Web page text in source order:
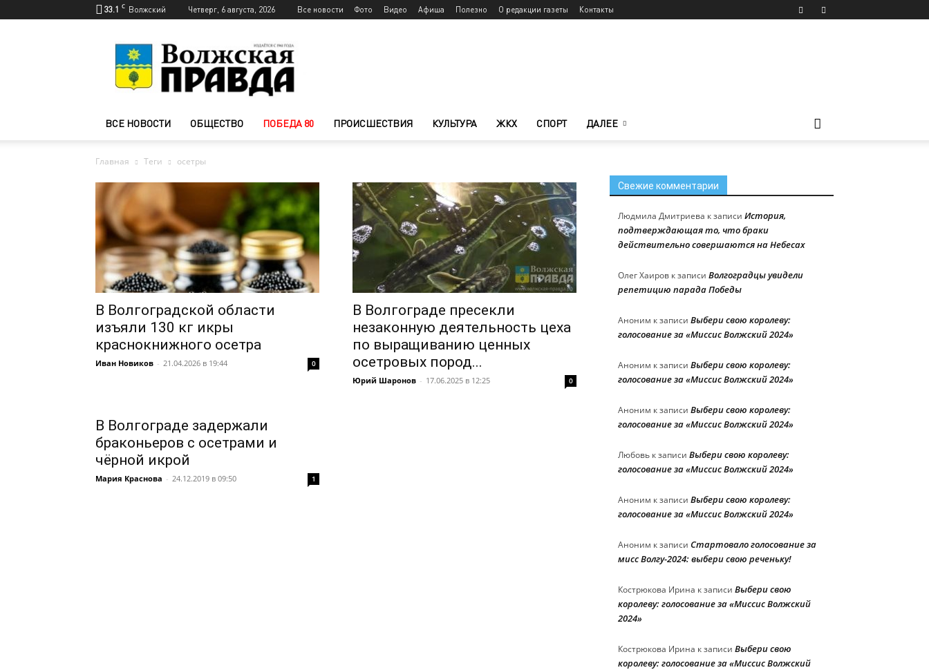
33.1 C Волжский Четверг, 6 августа, 2026 Все новости Фото Видео Афиша Полезно О редакции газеты Контакты
Волжского
—
Волжская
ВСЕ НОВОСТИ ОБЩЕСТВО ПОБЕДА 80 ПРОИСШЕСТВИЯ КУЛЬТУРА ЖКХ СПОРТ ДАЛЕЕ
Главная Теги осетры
В Волгоградской области
изъяли 130 кг икры
краснокнижного осетра
Иван Новиков - 21.04.2026 в 19:44 0
В Волгограде пресекли
незаконную деятельность цеха
по выращиванию ценных
осетровых пород...
Юрий Шаронов - 17.06.2025 в 12:25 0
В Волгограде задержали
браконьеров с осетрами и
чёрной икрой
Мария Краснова - 24.12.2019 в 09:50 1
Свежие комментарии
Людмила Дмитриева к записи История,
подтверждающая то, что браки
действительно совершаются на Небесах
Олег Хаиров к записи Волгоградцы увидели
репетицию парада Победы
Аноним к записи Выбери свою королеву:
голосование за «Миссис Волжский 2024»
Аноним к записи Выбери свою королеву:
голосование за «Миссис Волжский 2024»
Аноним к записи Выбери свою королеву:
голосование за «Миссис Волжский 2024»
Любовь к записи Выбери свою королеву:
голосование за «Миссис Волжский 2024»
Аноним к записи Выбери свою королеву:
голосование за «Миссис Волжский 2024»
Аноним к записи Стартовало голосование за
мисс Волгу-2024: выбери свою реченьку!
Кострюкова Ирина к записи Выбери свою
королеву: голосование за «Миссис Волжский
2024»
Кострюкова Ирина к записи Выбери свою
королеву: голосование за «Миссис Волжский